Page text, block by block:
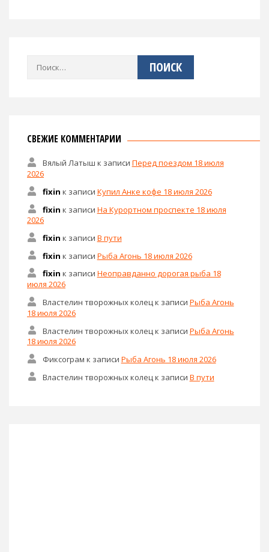
Найти:
СВЕЖИЕ КОММЕНТАРИИ
Вялый Латыш к записи Перед поездом 18 июля
2026
fixin к записи Купил Анке кофе 18 июля 2026
fixin к записи На Курортном проспекте 18 июля
2026
fixin к записи В пути
fixin к записи Рыба Агонь 18 июля 2026
fixin к записи Неоправданно дорогая рыба 18
июля 2026
Властелин творожных колецк записи Рыба Агонь
18 июля 2026
Властелин творожных колец к записи Рыба Агонь
18 июля 2026
Фиксограм к записи Рыба Агонь 18 июля 2026
Властелин творожных колец к записи В пути